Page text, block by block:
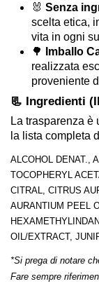
🐰 Senza
scelta etica,
vita in ogni
🌳
Imballo
realizzata
proveniente
📃 Ingredienti
La trasparenza è
la lista completa
ALCOHOL DENAT.,
TOCOPHERYL
CITRAL, CITRUS
AURANTIUM PEEL
OIL/EXTRACT,
*Si prega di notare
Fare sempre